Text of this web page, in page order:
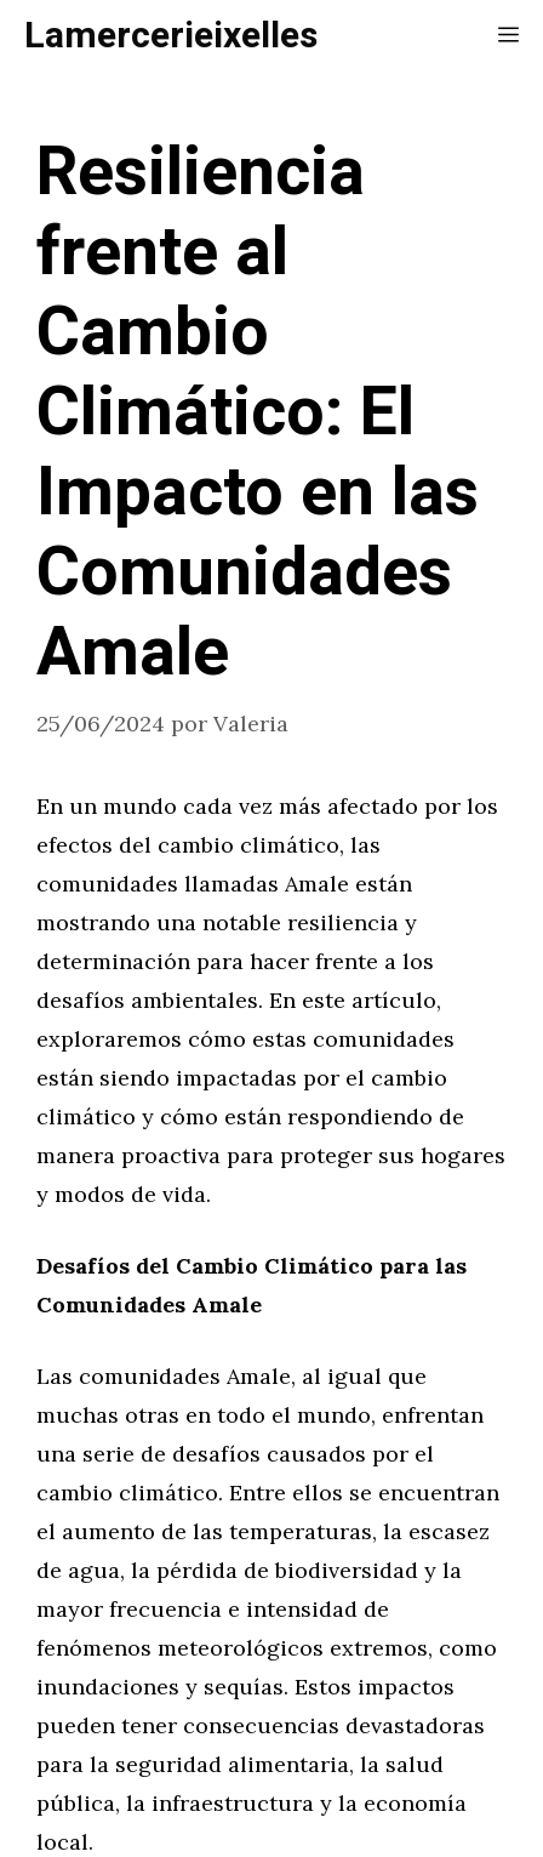
SaltarLamercerieixelles
Resiliencia
frente al
Cambio
Climático: El
Impacto en las
Comunidades
Amale
25/06/2024 por Valeria
En un mundo cada vez más afectado por los
efectos del cambio climático, las
comunidades llamadas Amale están
mostrando una notable resiliencia y
determinación para hacer frente a los
desafíos ambientales. En este artículo,
exploraremos cómo estas comunidades
están siendo impactadas por el cambio
climático y cómo están respondiendo de
manera proactiva para proteger sus hogares
y modos de vida.
Desafíos del Cambio Climático para las
Comunidades Amale
Las comunidades Amale, al igual que
muchas otras en todo el mundo, enfrentan
una serie de desafíos causados por el
cambio climático. Entre ellos se encuentran
el aumento de las temperaturas, la escasez
de agua, la pérdida de biodiversidad y la
mayor frecuencia e intensidad de
fenómenos meteorológicos extremos, como
inundaciones y sequías. Estos impactos
pueden tener consecuencias devastadoras
para la seguridad alimentaria, la salud
pública, la infraestructura y la economía
local.